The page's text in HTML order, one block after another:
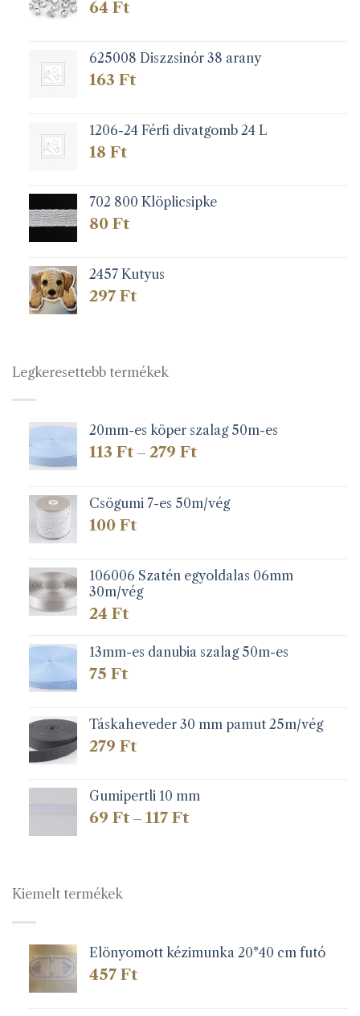
64 Ft
625008 Diszzsinór 38 arany
163 Ft
1206-24 Férfi divatgomb 24 L
18 Ft
702 800 Klöplicsipke
80 Ft
2457 Kutyus
297 Ft
Legkeresettebb termékek
20mm-es köper szalag 50m-es
113 Ft – 279 FtÁrtartomány:
279 Ft
Csögumi 7-es 50m/vég
100 Ft
106006 Szatén egyoldalas 06mm
30m/vég
24 Ft
13mm-es danubia szalag 50m-es
75 Ft
Táskaheveder 30 mm pamut 25m/vég
279 Ft
Gumipertli 10 mm
69 Ft – 117 FtÁrtartomány:
Kiemelt termékek
Elönyomott kézimunka 20*40 cm futó
457 Ft